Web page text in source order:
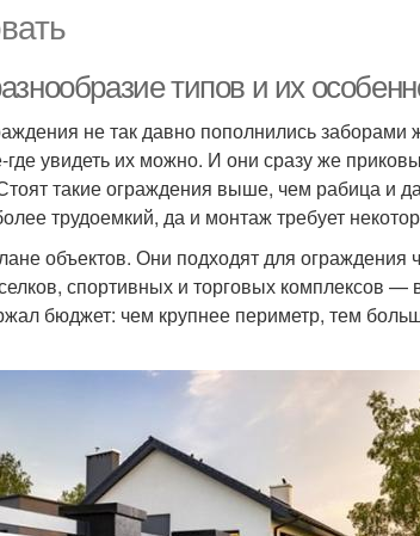
типов и их
не так давно пополнились заборами
где увидеть их можно. И они сразу же
такие ограждения выше, чем рабица и
трудоемкий, да и монтаж требует
объектов. Они подходят для ограждения
спортивных и торговых комплексов —
бюджет: чем крупнее периметр, тем